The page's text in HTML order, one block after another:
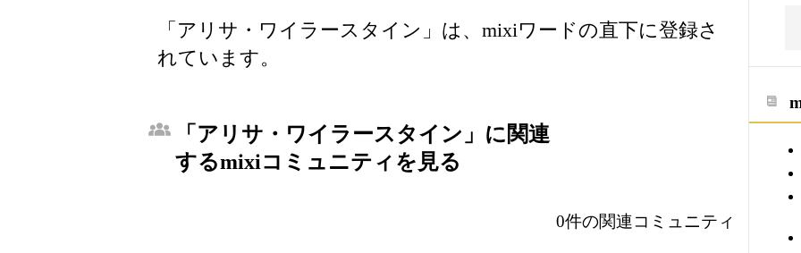
「アリサ・ワイラースタイン」は、mixiワードの直下に登録さ
れています。
「アリサ・ワイラースタイン」に関連
するmixiコミュニティを見る
0件の関連コミュニティ